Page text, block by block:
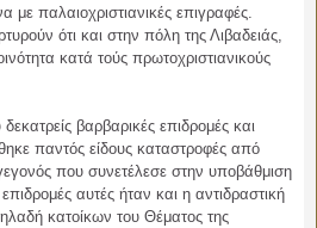
παλαιοχριστιανικές επιγραφές.
ότι και στην πόλη της Λιβαδειάς,
κατά τούς πρωτοχριστιανικούς
βαρβαρικές επιδρομές και
παντός είδους καταστροφές από
που συνετέλεσε στην υποβάθμιση
αυτές ήταν και η αντιδραστική
κατοίκων του Θέματος της